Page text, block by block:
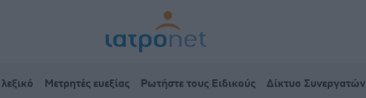
λεξικό Μετρητές ευεξίας Ρωτήστε τους Ειδικούς Δίκτυο Συνεργατών